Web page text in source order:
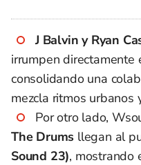
J Balvin y Ryan
irrumpen
consolidando una
mezcla ritmos urbanos
Por otro lado,
The Drums llegan al
Sound 23), mostrando